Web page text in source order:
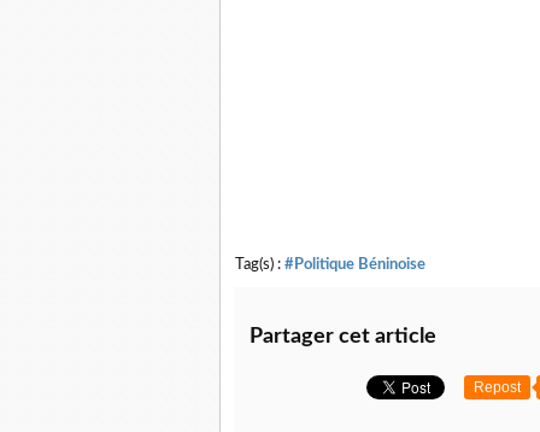
Tag(s) : #Politique Béninoise
Partager cet article
Repost